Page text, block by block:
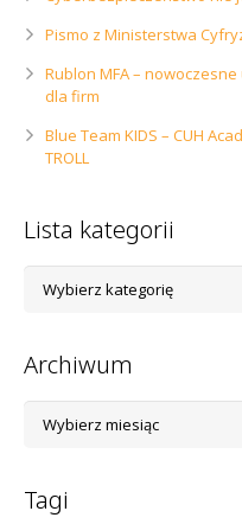
Pismo z Ministerstwa
Rublon MFA –
dla firm
Blue Team KIDS – CUH
TROLL
Lista kategorii
kategorii
Archiwum
Tagi